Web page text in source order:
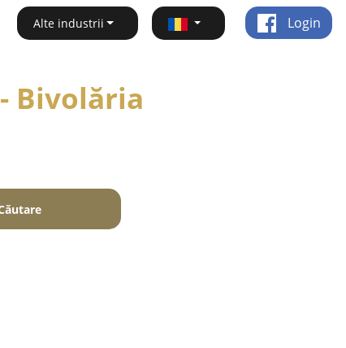
Alte industrii Login
Bivolăria